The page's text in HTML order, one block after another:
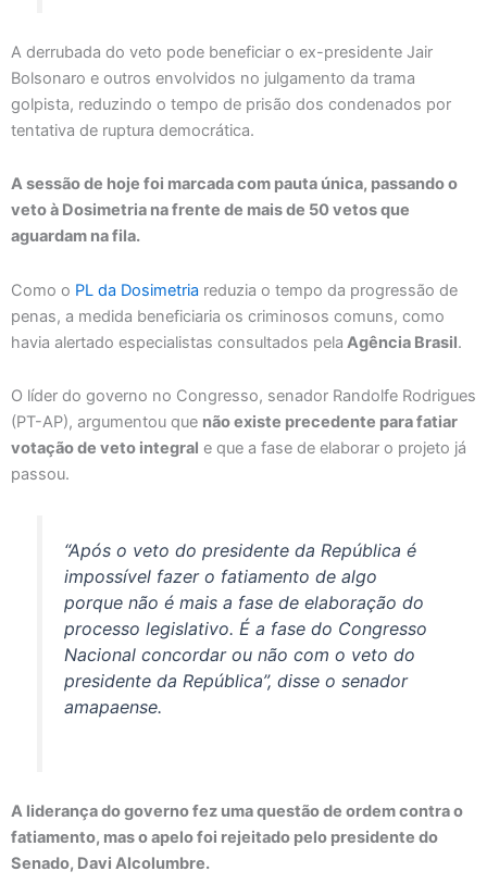
A derrubada do veto pode beneficiar o ex-presidente Jair
Bolsonaro e outros envolvidos no julgamento da trama
golpista, reduzindo o tempo de prisão dos condenados por
tentativa de ruptura democrática.
A sessão de hoje foi marcada com pauta única, passando o
veto à Dosimetria na frente de mais de 50 vetos que
aguardam na fila.
Como o PL da Dosimetria reduzia o tempo da progressão de
penas, a medida beneficiaria os criminosos comuns, como
havia alertado especialistas consultados pela Agência Brasil.
O líder do governo no Congresso, senador Randolfe Rodrigues
(PT-AP), argumentou que não existe precedente para fatiar
votação de veto integral e que a fase de elaborar o projeto já
passou.
“Após o veto do presidente da República é
impossível fazer o fatiamento de algo
porque não é mais a fase de elaboração do
processo legislativo. É a fase do Congresso
Nacional concordar ou não com o veto do
presidente da República”, disse o senador
amapaense.
A liderança do governo fez uma questão de ordem contra o
fatiamento, mas o apelo foi rejeitado pelo presidente do
Senado, Davi Alcolumbre.